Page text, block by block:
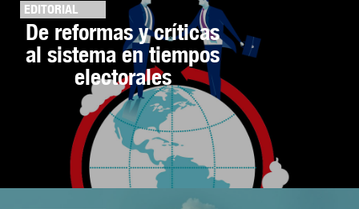
EDITORIAL
De reformas y críticas
al sistema en tiempos
electorales